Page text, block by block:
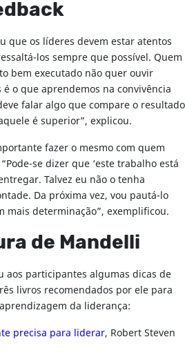
que os líderes devem estar atentos
los sempre que possível. Quem
bem executado não quer ouvir
o que aprendemos na convivência
falar algo que compare o resultado
é superior”, explicou.
fazer o mesmo com quem
se dizer que ‘este trabalho está
Talvez eu não o tenha
Da próxima vez, vou pautá-lo
mais determinação”, exemplificou.
de Mandelli
aos participantes algumas dicas de
livros recomendados por ele para
da liderança:
precisa para liderar, Robert Steven